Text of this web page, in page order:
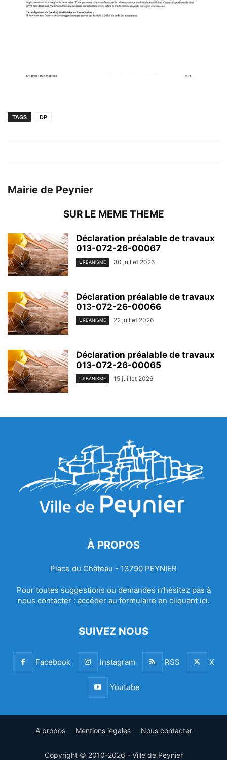
TAGS DP
Mairie de Peynier
SUR LE MEME THEME
Déclaration préalable de travaux
013-072-26-00067
URBANISME 30 juillet 2026
Déclaration préalable de travaux
013-072-26-00066
URBANISME 22 juillet 2026
Déclaration préalable de travaux
013-072-26-00065
URBANISME 15 juillet 2026
À PROPOS
Place du Château - 13790 PEYNIER
Pour toutes suggestions ou demandes n’hésitez pas à
nous contacter : accéder au formulaire en cliquant ici.
SUIVEZ NOUS
Facebook Instagram RSS X
Youtube
A propos Mentions légales Nous contacter
Copyright © 2010-2026 - Ville de Peynier